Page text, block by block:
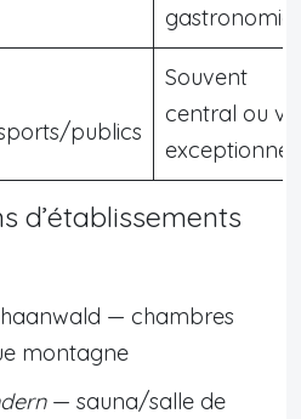
publics
Souvent
central ou
d’établissements
— chambres
montagne
— sauna/salle de